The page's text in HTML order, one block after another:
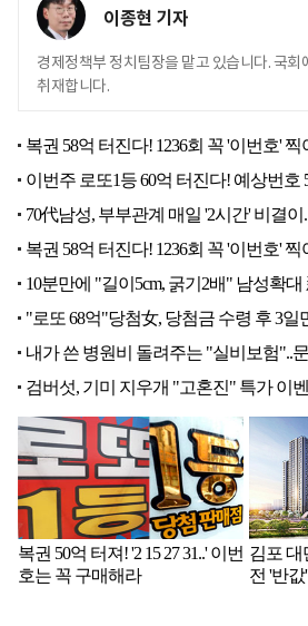
이종현 기자
경제정책부 정치팀장을 맡고 있습니다. 국회
취재합니다.